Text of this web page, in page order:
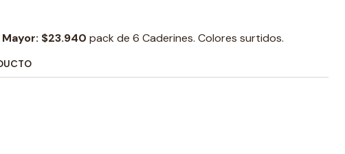
$23.940 pack de 6 Caderines. Colores surtidos.